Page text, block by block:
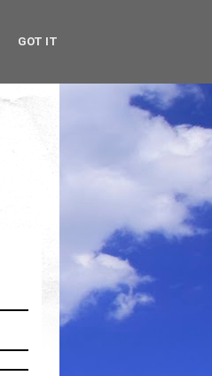
GOT IT